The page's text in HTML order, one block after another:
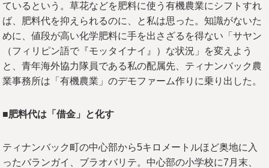
ているという。草花などを肥料に使う有機農業にシフトすれ
ば、肥料代を抑えられるのに、と私は思った。知識がないた
めに、値段が高い化学肥料に手を出さざるを得ない「サヤン
（フィリピン語で『モッタイナイ』）な状況」を変えよう
と、青年海外協力隊員である私の配属先、ティナンバック農
業事務所は「有機農業」のデモファーム作りに乗り出した。
■肥料代は「借金」と化す
ティナンバック町の中心部から5キロメートルほど奥地に入
ったバランガイ、ブラオバリテ。中心部の小学校に7月末、